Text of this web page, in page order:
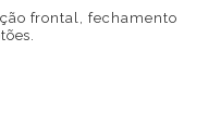
frontal, fechamento